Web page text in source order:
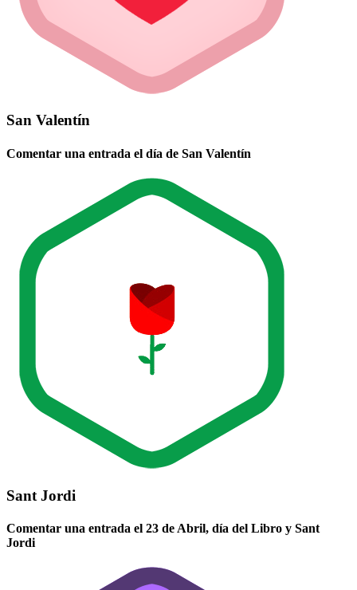
San Valentín
Comentar una entrada el día de San Valentín
Sant Jordi
Comentar una entrada el 23 de Abril, día del Libro y Sant
Jordi